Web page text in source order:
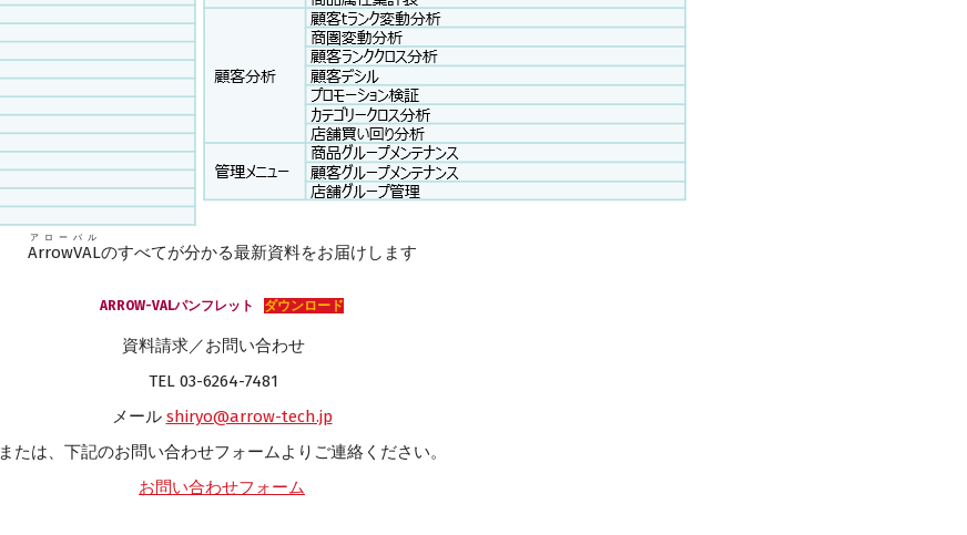
ArrowVAL
アローバル
のすべてが分かる最新資料をお届けします
ARROW-VALパンフレット ダウンロード
資料請求／お問い合わせ
TEL 03-6264-7481
メール shiryo@arrow-tech.jp
または、下記のお問い合わせフォームよりご連絡ください。
お問い合わせフォーム